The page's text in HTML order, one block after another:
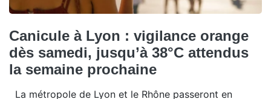
Canicule à Lyon : vigilance orange
dès samedi, jusqu’à 38°C attendus
la semaine prochaine
La métropole de Lyon et le Rhône passeront en